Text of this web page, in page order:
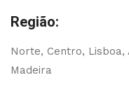
Região:
Norte, Centro, Lisboa,
Madeira